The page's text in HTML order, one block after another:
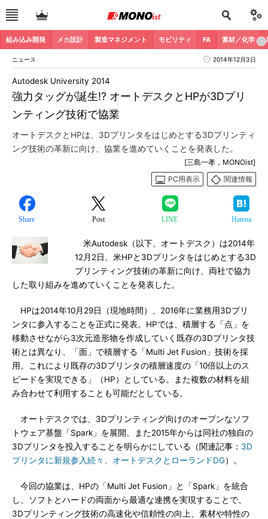
組み込み開発 メカ設計 製造マネジメント モビリティ FA 素材／化学
ニュース 2014年12月3日
強力タッグが誕生!? オートデスクとHPが3Dプリ
ンティング技術で協業
Autodesk University 2014
オートデスクとHPは、3Dプリンタをはじめとする3Dプリンティ
ング技術の革新に向け、協業を進めていくことを発表した。
[三島一孝，MONOist]
PC用表示
関連情報
Share Post LINE Hatena
米Autodesk（以下、オートデスク）は2014年
12月2日、米HPと3Dプリンタをはじめとする3D
プリンティング技術の革新に向け、両社で協力
した取り組みを進めていくことを発表した。
HPは2014年10月29日（現地時間）、2016年に業務用3Dプリ
ンタに参入することを正式に発表。HPでは、積層する「点」を
移動させながら3次元造形物を作成していく既存の3Dプリンタ技
術とは異なり、「面」で積層する「Multi Jet Fusion」技術を採
用。これにより既存の3Dプリンタの積層速度の「10倍以上のス
ピードを実現できる」（HP）としている。また複数の材料を組
み合わせて利用することも可能だとしている。
オートデスクでは、3Dプリンティング向けのオープンなソフ
トウェア基盤「Spark」を展開。また2015年からは同社の独自の
3Dプリンタを投入することを明らかにしている（関連記事： 3D
プリンタに新規参入続々、オートデスクとローランドDG）。
今回の協業は、HPの「Multi Jet Fusion」と「Spark」を統合
し、ソフトとハードの両面から最適な連携を実現することで、
3Dプリンティング技術の高速化や信頼性の向上、素材や特性の